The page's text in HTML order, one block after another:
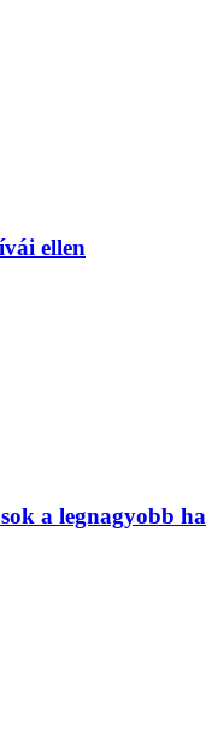
ellen
a legnagyobb